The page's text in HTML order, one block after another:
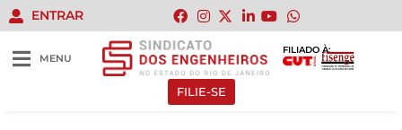
ENTRAR
MENU
FILIADO À:
FILIE-SE